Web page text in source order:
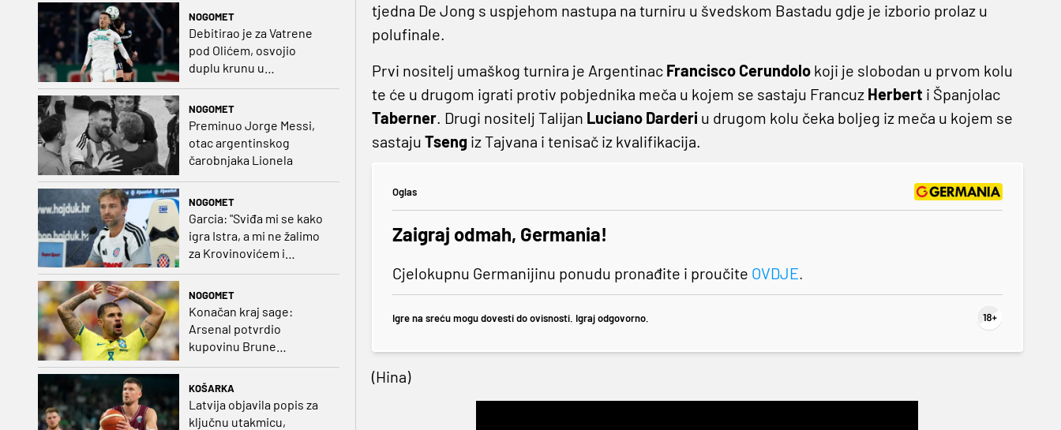
prvo kolo
NOGOMET
Debitirao je za Vatrene
pod Olićem, osvojio
duplu krunu u
NOGOMET
Preminuo Jorge Messi,
otac argentinskog
čarobnjaka Lionela
NOGOMET
Garcia: "Sviđa mi se kako
igra Istra, a mi ne žalimo
za Krovinovićem i
Guillamonom. Selahi?
NOGOMET
Konačan kraj sage:
Arsenal potvrdio
kupovinu Brune
KOŠARKA
Latvija objavila popis za
ključnu utakmicu,
tjedna De Jong s uspjehom nastupa na turniru u švedskom Bastadu gdje je izborio prolaz u
polufinale.
Prvi nositelj umaškog turnira je Argentinac Francisco Cerundolokoji je slobodan u prvom kolu
te će u drugom igrati protiv pobjednika meča u kojem se sastaju Francuz Herbert i Španjolac
Taberner. Drugi nositelj Talijan Luciano Darderi u drugom kolu čeka boljeg iz meča u kojem se
sastaju Tsengiz Tajvana i tenisač iz kvalifikacija.
Oglas
Zaigraj odmah, Germania!
Cjelokupnu Germanijinu ponudu pronađite i proučite OVDJE.
Igre na sreću mogu dovesti do ovisnosti. Igraj odgovorno.
(Hina)